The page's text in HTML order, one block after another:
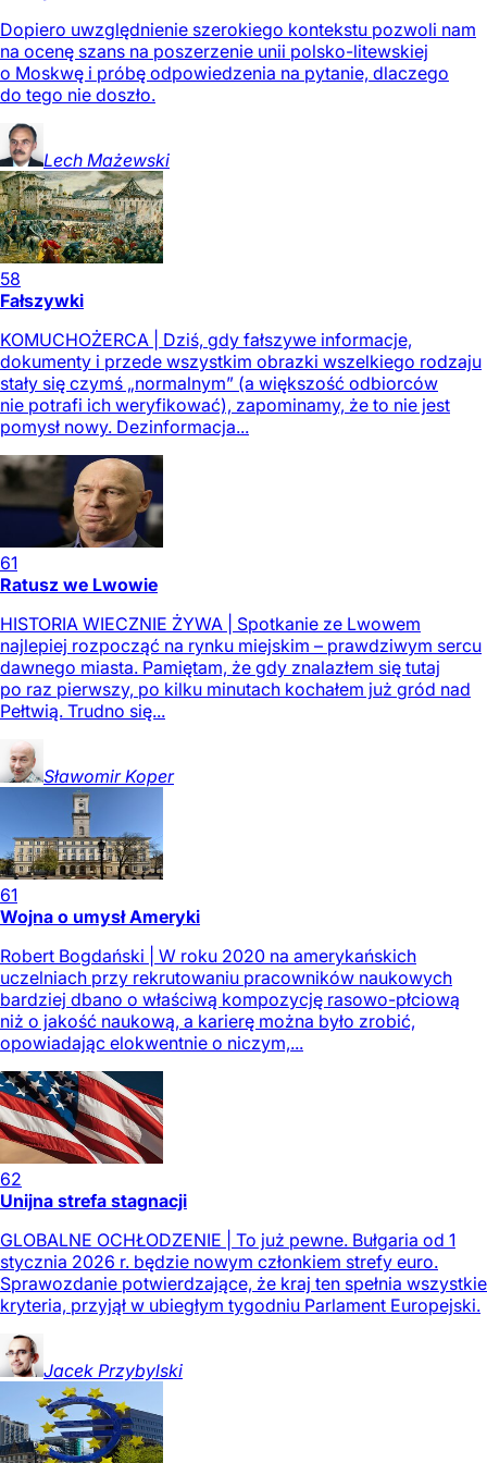
Dopiero uwzględnienie szerokiego kontekstu pozwoli nam
na ocenę szans na poszerzenie unii polsko-litewskiej
o Moskwę i próbę odpowiedzenia na pytanie, dlaczego
do tego nie doszło.
Lech Mażewski
58
Fałszywki
KOMUCHOŻERCA | Dziś, gdy fałszywe informacje,
dokumenty i przede wszystkim obrazki wszelkiego rodzaju
stały się czymś „normalnym” (a większość odbiorców
nie potrafi ich weryfikować), zapominamy, że to nie jest
pomysł nowy. Dezinformacja...
61
Ratusz we Lwowie
HISTORIA WIECZNIE ŻYWA | Spotkanie ze Lwowem
najlepiej rozpocząć na rynku miejskim – prawdziwym sercu
dawnego miasta. Pamiętam, że gdy znalazłem się tutaj
po raz pierwszy, po kilku minutach kochałem już gród nad
Pełtwią. Trudno się...
Sławomir Koper
61
Wojna o umysł Ameryki
Robert Bogdański | W roku 2020 na amerykańskich
uczelniach przy rekrutowaniu pracowników naukowych
bardziej dbano o właściwą kompozycję rasowo-płciową
niż o jakość naukową, a karierę można było zrobić,
opowiadając elokwentnie o niczym,...
62
Unijna strefa stagnacji
GLOBALNE OCHŁODZENIE | To już pewne. Bułgaria od 1
stycznia 2026 r. będzie nowym członkiem strefy euro.
Sprawozdanie potwierdzające, że kraj ten spełnia wszystkie
kryteria, przyjął w ubiegłym tygodniu Parlament Europejski.
Jacek Przybylski